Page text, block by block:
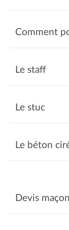
Comment
Le staff
Le stuc
Le béton
Devis